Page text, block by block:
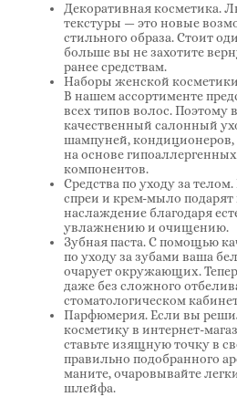
Декоративная косметика.
текстуры — это новые
стильного образа. Стоит
больше вы не захотите
ранее средствам.
Наборы женской
В нашем ассортименте
всех типов волос. Поэтому
качественный салонный
шампуней, кондиционеров,
на основе
компонентов.
Средства по уходу за
спреи и крем-мыло
наслаждение благодаря
увлажнению и очищению.
Зубная паста. С помощью
по уходу за зубами ваша
очарует окружающих.
даже без сложного
стоматологическом
Парфюмерия. Если вы
косметику в интернет-
ставьте изящную точку в
правильно подобранного
маните, очаровывайте
шлейфа.